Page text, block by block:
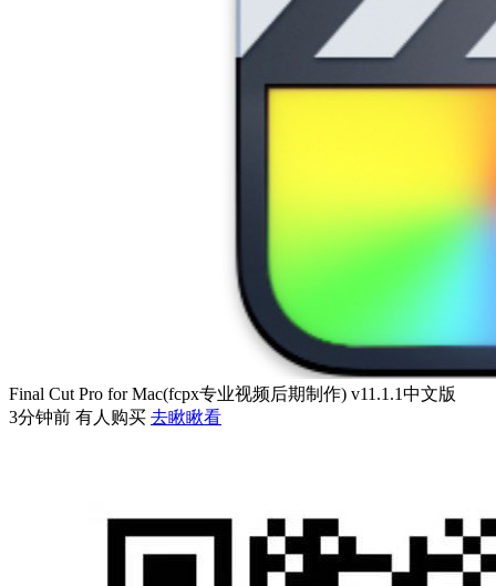
Final Cut Pro for Mac(fcpx专业视频后期制作) v11.1.1中文版
3分钟前 有人购买 去瞅瞅看